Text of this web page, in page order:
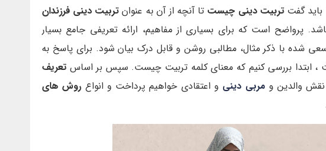
باید گفت تربیت دینی چیست تا آنچه از آن به عنوان تربیت دینی فرزندان
است که برای بسیاری از مفاهیم، ارائه تعریفی جامع بسیار
سعی شده با ذکر مثال، مطالبی روشن و قابل درک بیان شود. برای پاسخ به
ابتدا بررسی کنیم که معنای کلمه تربیت چیست. سپس بر اساس تعریف
والدین و مربی دینی و اعتقادی خواهیم پرداخت و انواع روش های